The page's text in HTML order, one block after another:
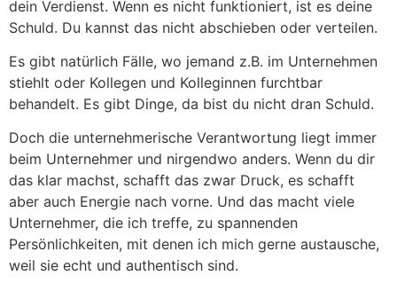
dein Verdienst. Wenn es nicht funktioniert, ist es deine
Schuld. Du kannst das nicht abschieben oder verteilen.
Es gibt natürlich Fälle, wo jemand z.B. im Unternehmen
stiehlt oder Kollegen und Kolleginnen furchtbar
behandelt. Es gibt Dinge, da bist du nicht dran Schuld.
Doch die unternehmerische Verantwortung liegt immer
beim Unternehmer und nirgendwo anders. Wenn du dir
das klar machst, schafft das zwar Druck, es schafft
aber auch Energie nach vorne. Und das macht viele
Unternehmer, die ich treffe, zu spannenden
Persönlichkeiten, mit denen ich mich gerne austausche,
weil sie echt und authentisch sind.